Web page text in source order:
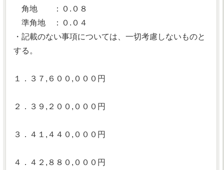
角地 ：０.０８
準角地 ：０.０４
・記載のない事項については、一切考慮しないものと
する。
１．３７,６００,０００円
２．３９,２００,０００円
３．４１,４４０,０００円
４．４２,８８０,０００円